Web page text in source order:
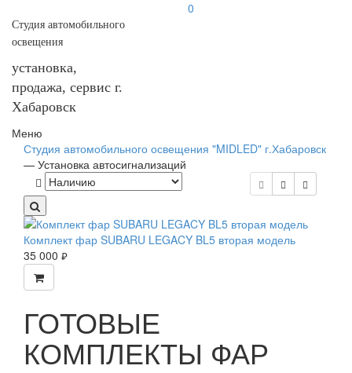
Студия автомобильного
освещения
установка,
продажа, сервис г.
Хабаровск
0
Меню
Студия автомобильного освещения "MIDLED" г.Хабаровск
— Установка автосигнализаций
Комплект фар SUBARU LEGACY BL5 вторая модель
35 000 руб.
ГОТОВЫЕ
КОМПЛЕКТЫ ФАР